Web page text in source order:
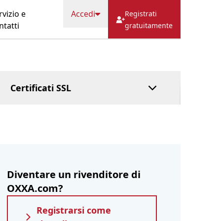
e
Accedi
Registrati
gratuitamente
Certificati SSL
HostFact
Servizio fiduciario
DNS gestito
Diventare un rivenditore di
OXXA.com?
Registrarsi come